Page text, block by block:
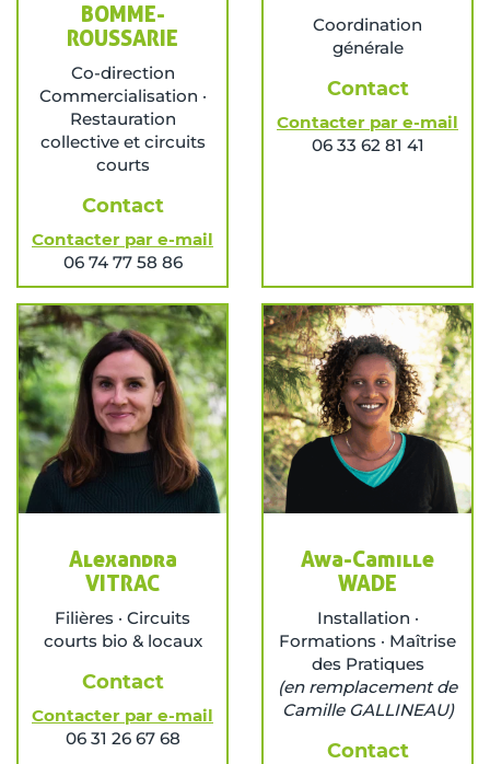
BOMME-
ROUSSARIE
Co-direction
Commercialisation ·
Restauration
collective et circuits
courts
Contact
Contacter par e-mail
06 74 77 58 86
Coordination
générale
Contact
Contacter par e-mail
06 33 62 81 41
Alexandra
VITRAC
Filières · Circuits
courts bio & locaux
Contact
Contacter par e-mail
06 31 26 67 68
Awa-Camille
WADE
Installation ·
Formations · Maîtrise
des Pratiques
(en remplacement de
Camille GALLINEAU)
Contact